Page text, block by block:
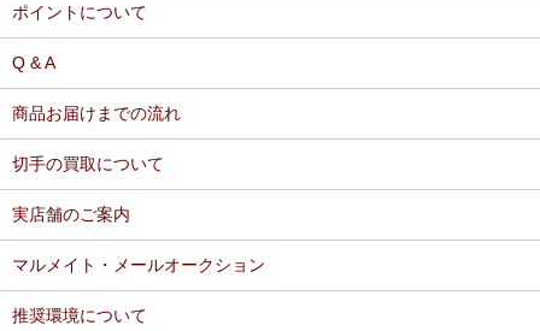
ポイントについて
Q & A
商品お届けまでの流れ
切手の買取について
実店舗のご案内
マルメイト・メールオークション
推奨環境について